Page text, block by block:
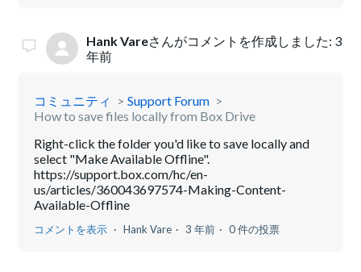
Hank Vareさんがコメントを作成しました: 3
年前
コミュニティ
Support Forum
How to save files locally from Box Drive
Right-click the folder you'd like to save locally and
select "Make Available Offline".
https://support.box.com/hc/en-
us/articles/360043697574-Making-Content-
Available-Offline
コメントを表示 Hank Vare 3 年前 0 件の投票